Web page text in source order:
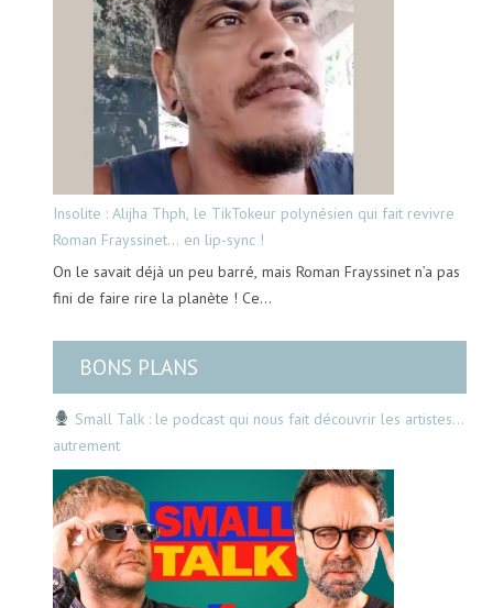
Insolite : Alijha Thph, le TikTokeur polynésien qui fait revivre
Roman Frayssinet… en lip-sync !
On le savait déjà un peu barré, mais Roman Frayssinet n’a pas
fini de faire rire la planète ! Ce…
BONS PLANS
Small Talk : le podcast qui nous fait découvrir les artistes…
autrement